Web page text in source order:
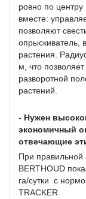
ровно по
вместе:
позволяют
опрыскиватель,
растения.
м, что
разворотной
растений.
- Нужен
экономичный
отвечающие
При правильной
BERTHOUD
га/сутки с
TRACKER